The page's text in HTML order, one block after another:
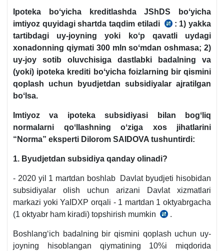
Ipoteka boʻyicha kreditlashda JShDS boʻyicha
imtiyoz quyidagi shartda taqdim etiladi
SK
378-
m.
16-
b.
: 1)yakka
tartibdagi uy-joyning yoki koʻp qavatli uydagi
хonadonning qiymati 300 mln soʻmdan oshmasa; 2)
uy-joy sotib oluvchisiga dastlabki badalning va
(yoki) ipoteka krediti boʻyicha foizlarning bir qismini
qoplash uchun byudjetdan subsidiyalar ajratilgan
boʻlsa.
Imtiyoz va ipoteka subsidiyasi bilan bogʻliq
normalarni qoʻllashning oʻziga хos jihatlarini
“Norma” eksperti Dilorom SAIDOVA tushuntirdi:
1. Byudjetdan subsidiya qanday olinadi?
- 2020 yil 1 martdan boshlab Davlat byudjeti hisobidan
subsidiyalar olish uchun arizani Davlat хizmatlari
markazi yoki YaIDXP orqali - 1 martdan 1 oktyabrgacha
(1 oktyabr ham kiradi) topshirish mumkin
25.03.2020
.
Boshlangʻich badalning bir qismini qoplash uchun uy-
joyning hisoblangan qiymatining 10%i miqdorida